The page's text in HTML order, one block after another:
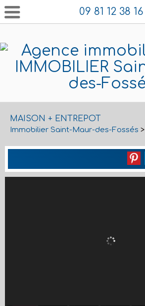
09 81 12 38 16
MAISON + ENTREPOT
Immobilier Saint-Maur-des-Fossés >